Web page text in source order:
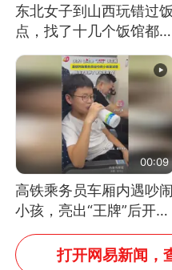
东北女子到山西玩错过饭
点，找了十几个饭馆都没
开门：午休到几点
00:09
高铁乘务员车厢内遇吵闹
小孩，亮出“王牌”后开启
一键静音
打开网易新闻，